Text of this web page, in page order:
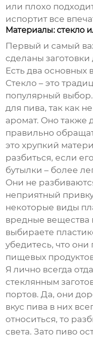
или плохо
испортит все
Материалы: стекло
Первый и самый
сделаны
Есть два основных
Стекло – это
популярный
для пива, так как
аромат. Оно также
правильно
это хрупкий
разбиться, если
бутылки – более
Они не
неприятный
некоторые виды
вредные вещества
выбираете
убедитесь, что
пищевых
Я лично всегда
стеклянным
портов. Да, они
вкус пива в них
относиться, то
света. Зато пиво